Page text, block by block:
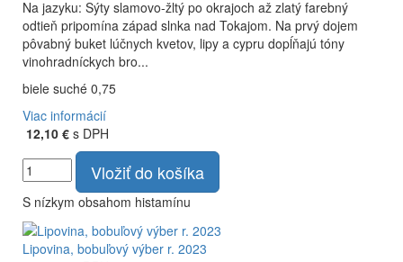
Na jazyku: Sýty slamovo-žltý po okrajoch až zlatý farebný
odtieň pripomína západ slnka nad Tokajom. Na prvý dojem
pôvabný buket lúčnych kvetov, lipy a cypru dopĺňajú tóny
vinohradníckych bro...
biele suché 0,75
Viac informácií
12,10 € s DPH
Vložiť do košíka
S nízkym obsahom histamínu
Lipovina, bobuľový výber r. 2023